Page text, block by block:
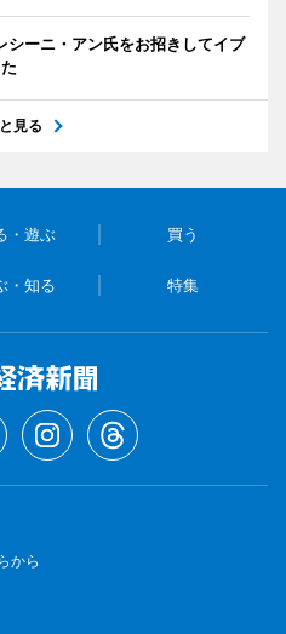
シーニ・アン氏をお招きしてイブ
見る
・遊ぶ 買う
・知る 特集
から